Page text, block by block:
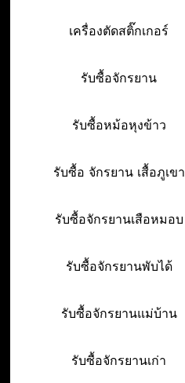
เครื่องตัดสติ๊กเกอร์
รับซื้อจักรยาน
รับซื้อหม้อหุงข้าว
รับซื้อ จักรยาน เสื้อภูเขา
รับซื้อจักรยานเสือหมอบ
รับซื้อจักรยานพับได้
รับซื้อจักรยานแม่บ้าน
รับซื้อจักรยานเก่า